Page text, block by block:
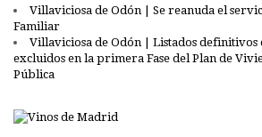
Villaviciosa de Odón | Se reanuda el
Familiar
Villaviciosa de Odón | Listados definitivos
excluidos en la primera Fase del Plan de
Pública